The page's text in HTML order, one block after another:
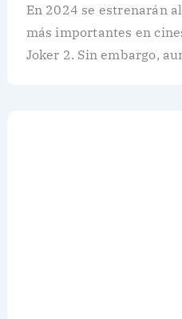
En 2024 se estrenarán
más importantes en
Joker 2. Sin embargo,